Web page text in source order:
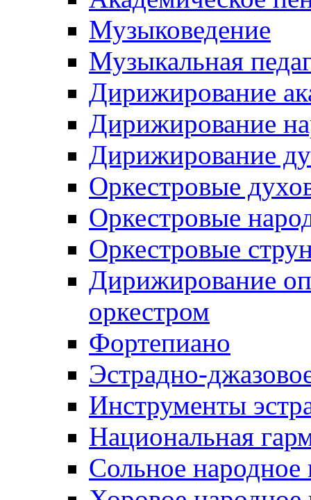
Музыковедение
Музыкальная
Дирижирование
Дирижирование
Дирижирование
Оркестровые
Оркестровые
Оркестровые
Дирижирование
оркестром
Фортепиано
Эстрадно-
Инструменты
Национальная
Сольное народное